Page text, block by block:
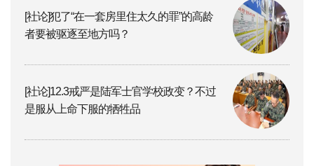
[社论]犯了“在一套房里住太久的罪”的高龄
者要被驱逐至地方吗？
[社论]12.3戒严是陆军士官学校政变？不过
是服从上命下服的牺牲品